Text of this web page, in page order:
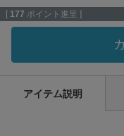
[ 177 ポイント進呈 ]
アイテム説明